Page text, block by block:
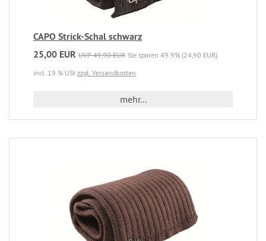
CAPO Strick-Schal schwarz
25,00 EUR UVP 49,90 EUR Sie sparen 49.9% (24,90 EUR)
incl. 19 % USt zzgl. Versandkosten
mehr...